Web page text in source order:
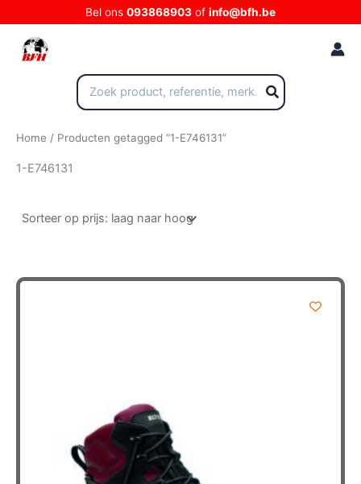
naar
Bel ons 093868903 of info@bfh.be
Zoeken
naar:
Home / Producten getagged “1-E746131”
1-E746131